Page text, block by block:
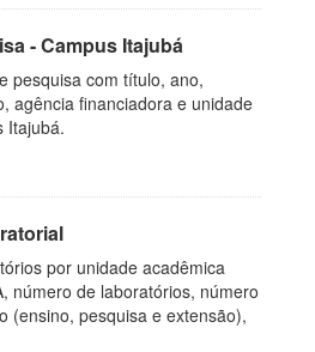
- Campus Itajubá
pesquisa com título, ano,
agência financiadora e unidade
Itajubá.
por unidade acadêmica
número de laboratórios, número
(ensino, pesquisa e extensão),